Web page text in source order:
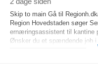
Skip to main Gå til
Region Hovedstaden søger
ernæringsassistent til kantine
Ønsker du et spændende job i